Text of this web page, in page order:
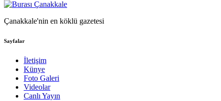
Çanakkale'nin en köklü gazetesi
Sayfalar
İletişim
Künye
Foto Galeri
Videolar
Canlı Yayın